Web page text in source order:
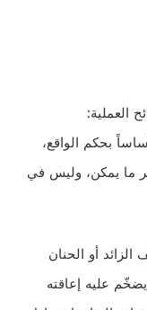
العملية:
بحكم الواقع،
ما يمكن، وليس في
أو الحنان
عليه إعاقته